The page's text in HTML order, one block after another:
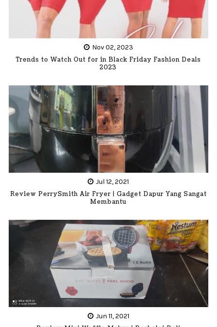
Nov 02, 2023
Trends to Watch Out for in Black Friday Fashion Deals
2023
Jul 12, 2021
Review PerrySmith Air Fryer | Gadget Dapur Yang Sangat
Membantu
Jun 11, 2021